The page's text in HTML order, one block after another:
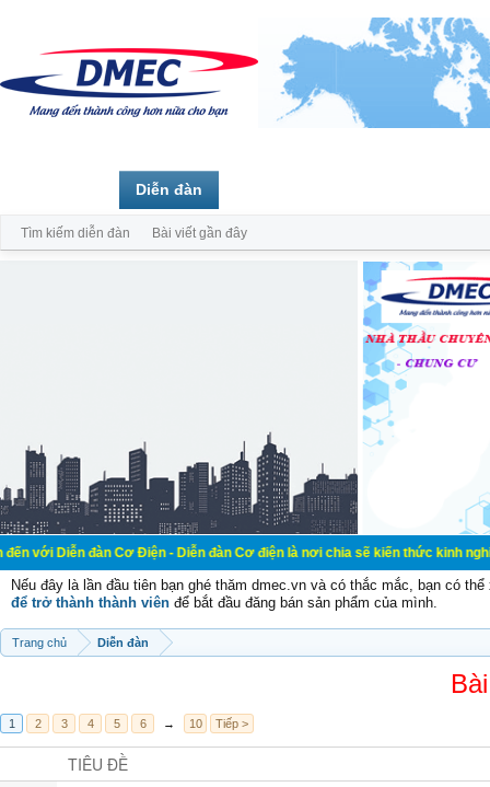
đàn Cơ Điện - Diễn đàn Cơ điện là nơi chia sẽ kiến thức kinh nghiệm
Nếu đây là lần đầu tiên bạn ghé thăm dmec.vn và có thắc mắc, bạn có
để trở thành thành viên để bắt đầu đăng bán sản phẩm của mình.
Trang chủ Diễn đàn
1 2 3 4 5 6 → 10 Tiếp >
TIÊU ĐỀ
Diễn đàn
Tìm kiếm diễn đàn Bài viết gần đây